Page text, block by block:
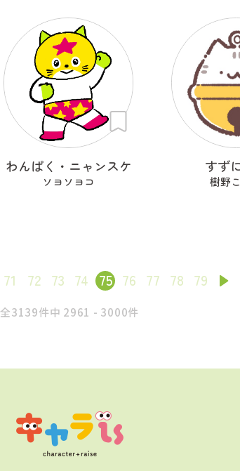
わんぱく・ニャンスケ
ソヨソヨコ
すず
樹野
71 72 73 74 75 76 77 78 79
全3139件中 2961 - 3000件